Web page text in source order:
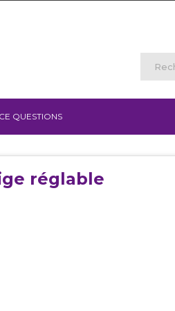
QUESTIONS
réglable